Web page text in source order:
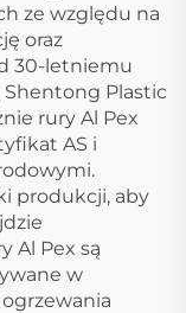
ze względu na
oraz
30-letniemu
Plastic
rury Al Pex
AS i
produkcji, aby
Al Pex są
w